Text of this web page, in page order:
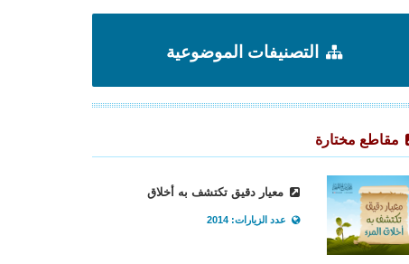
التصنيفات الموضوعية
مقاطع مختارة
معيار دقيق تكتشف به أخلاق
عدد الزيارات: 2014